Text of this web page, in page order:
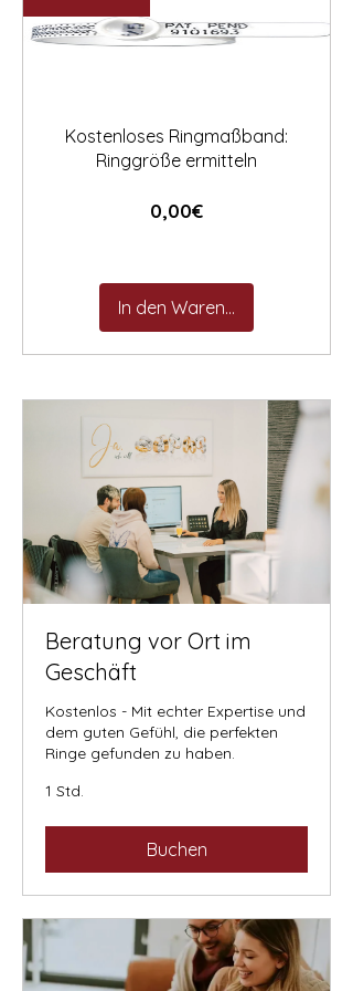
Kostenloses Ringmaßband:
Ringgröße ermitteln
0,00€Preis
In den Warenkorb
Beratung vor Ort im
Geschäft
Kostenlos - Mit echter Expertise und
dem guten Gefühl, die perfekten
Ringe gefunden zu haben.
1 Std.
Buchen